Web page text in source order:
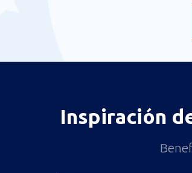
Inspiración